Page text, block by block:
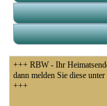
+++ RBW - Ihr
dann melden Sie diese
+++